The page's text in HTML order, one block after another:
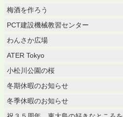
梅酒を作ろう
PCT建設機械教習センター
わんさか広場
ATER Tokyo
小松川公園の桜
冬期休暇のお知らせ
冬季休暇のお知らせ